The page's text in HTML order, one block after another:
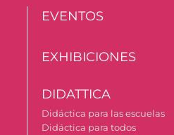
EVENTOS
EXHIBICIONES
DIDATTICA
Didáctica para las escuelas
Didáctica para todos